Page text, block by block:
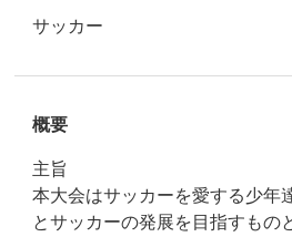
サッカー
概要
主旨
本大会はサッカーを愛する少年
とサッカーの発展を目指すもの